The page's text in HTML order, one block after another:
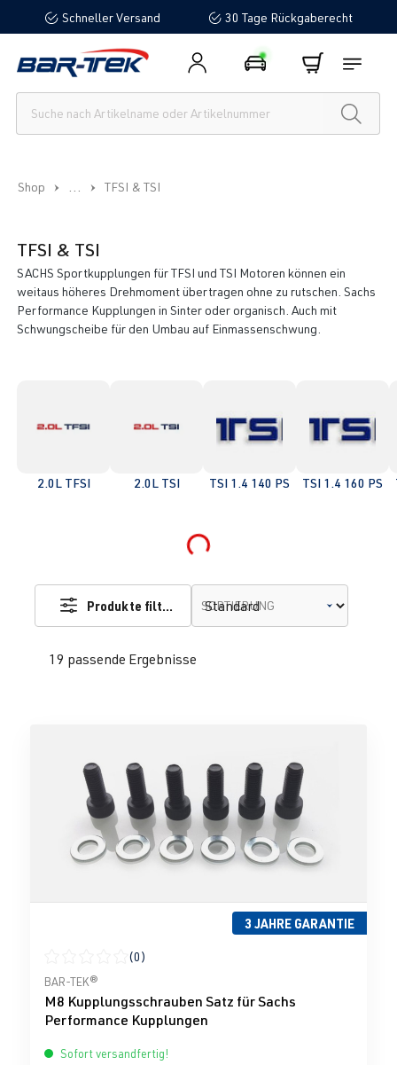
springenSchneller Versand 30 Tage Rückgaberecht
Shop ... TFSI & TSI
TFSI & TSI
SACHS Sportkupplungen für TFSI und TSI Motoren können ein
weitaus höheres Drehmoment übertragen ohne zu rutschen. Sachs
Performance Kupplungen in Sinter oder organisch. Auch mit
Schwungscheibe für den Umbau auf Einmassenschwung.
2.0L TFSI 2.0L TSI TSI 1.4 140 PS TSI 1.4 160 PS
Loading...
19 passende Ergebnisse
Produkte filtern SORTIERUNG
3 JAHRE GARANTIE
Durchschnittliche Bewertung von 0 von 5 Sternen
(0)
BAR-TEK®
M8 Kupplungsschrauben Satz für Sachs
Performance Kupplungen
Sofort versandfertig!